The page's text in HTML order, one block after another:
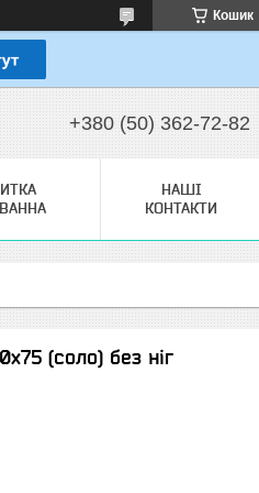
Кошик
+380 (50) 362-72-82
НАШІ
КОНТАКТИ
(соло) без ніг